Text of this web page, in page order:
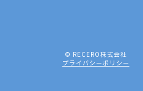
© RECERO株式会社
プライバシーポリシー